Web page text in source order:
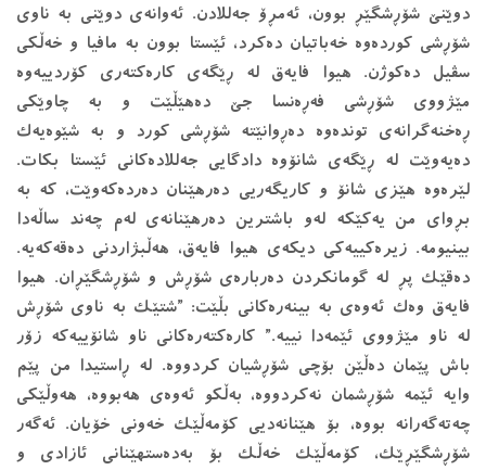
دوێنێ شۆڕشگێڕ بوون، ئه‌مڕۆ جه‌للادن. ئه‌وانه‌ی دوێنی به ‌ناوی
شۆڕشی کورده‌وه‌ خه‌باتیان ده‌کرد، ئێستا بوون به‌ مافیا و خه‌ڵکی
سڤیل ده‌کوژن. هیوا فایه‌ق له‌ ڕێگه‌ی کاره‌کته‌ری کۆردییه‌وه‌
مێژووی شۆڕشی فه‌ڕه‌نسا جێ ده‌هێڵێت و به‌ چاوێکی
ڕه‌خنه‌گرانه‌ی تونده‌وه‌ ده‌ڕوانێته‌ شۆڕشی کورد و به ‌شێوه‌یه‌ک
ده‌یه‌وێت له‌ ڕێگه‌ی شانۆوه‌ دادگایی جه‌للاده‌کانی ئێستا بکات.
لێره‌وه‌ هێزی شانۆ و کاریگه‌ریی ده‌رهێنان ده‌رده‌که‌وێت، که‌ به‌
بڕوای من یه‌کێکه‌ له‌و باشترین ده‌رهێنانه‌ی له‌م چه‌ند ساڵه‌دا
بینیومە. زیره‌کییه‌کی دیکه‌ی هیوا فایه‌ق، هه‌ڵبژاردنی ده‌قه‌که‌یه‌.
ده‌قێک پڕ له‌ گومانکردن ده‌رباره‌ی شۆڕش و شۆڕشگێڕان. هیوا
فایه‌ق وه‌ک ئه‌وه‌ی به‌ بینه‌ره‌کانی بڵێت: ”شتێک به‌ ناوی شۆڕش
له‌ ناو مێژووی ئێمه‌دا نییه‌.” کاره‌کته‌ره‌کانی ناو شانۆییەکە زۆر
باش پێمان ده‌ڵێن بۆچی شۆڕشیان کردووه‌. له‌ ڕاستیدا من پێم
وایه‌ ئێمه‌ شۆڕشمان نه‌کردووه‌، به‌ڵکو ئه‌وه‌ی هه‌بووه‌، هه‌وڵێکی
چه‌ته‌گه‌رانه‌ بووه‌، بۆ هێنانه‌دیی کۆمه‌ڵێک خه‌ونی خۆیان. ئه‌گه‌ر
شۆڕشگێڕێک، کۆمه‌ڵێک خه‌ڵک بۆ به‌ده‌ستهێنانی ئازادی و